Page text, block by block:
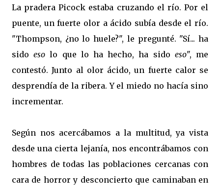
La pradera Picock estaba cruzando el río. Por el
puente, un fuerte olor a ácido subía desde el río.
"Thompson, ¿no lo huele?", le pregunté. "Sí... ha
sidoeso lo que lo ha hecho, ha sido eso", me
contestó. Junto al olor ácido, un fuerte calor se
desprendía de la ribera. Y el miedo no hacía sino
incrementar.
Según nos acercábamos a la multitud, ya vista
desde una cierta lejanía, nos encontrábamos con
hombres de todas las poblaciones cercanas con
cara de horror y desconcierto que caminaban en